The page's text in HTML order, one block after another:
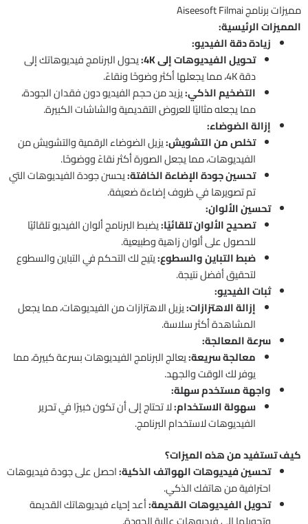
مميزات برنامج Aiseesoft Filmai
المميزات الرئيسية:
زيادة دقة الفيديو:
تحويل الفيديوهات إلى 4K:
يحول البرنامج فيديوهاتك إلى
دقة 4K، مما يجعلها أكثر وضوحًا ونقاءً.
التضخيم الذكي:يزيد من حجم الفيديو دون فقدان الجودة،
مما يجعله مثاليًا للعروض التقديمية والشاشات الكبيرة.
إزالة الضوضاء:
تخلص من التشويش:يزيل الضوضاء الرقمية والتشويش من
الفيديوهات، مما يجعل الصورة أكثر نقاءً ووضوحًا.
تحسين جودة الإضاءة الخافتة:يحسن جودة الفيديوهات التي
تم تصويرها في ظروف إضاءة ضعيفة.
تحسين الألوان:
تصحيح الألوان تلقائيًا:يضبط البرنامج ألوان الفيديو تلقائيًا
للحصول على ألوان زاهية وطبيعية.
ضبط التباين والسطوع:يتيح لك التحكم في التباين والسطوع
لتحقيق أفضل نتيجة.
ثبات الفيديو:
إزالة الاهتزازات:يزيل الاهتزازات من الفيديوهات، مما يجعل
المشاهدة أكثر سلاسة.
سرعة المعالجة:
معالجة سريعة:يعالج البرنامج الفيديوهات بسرعة كبيرة، مما
يوفر لك الوقت والجهد.
واجهة مستخدم سهلة:
سهولة الاستخدام:لا تحتاج إلى أن تكون خبيرًا في تحرير
الفيديوهات لاستخدام البرنامج.
كيف تستفيد من هذه الميزات؟
تحسين فيديوهات الهواتف الذكية:احصل على جودة فيديوهات
احترافية من هاتفك الذكي.
تحويل الفيديوهات القديمة:أعد إحياء فيديوهاتك القديمة